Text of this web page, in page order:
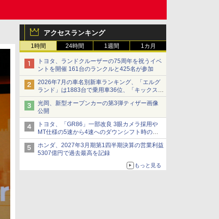
アクセスランキング
1時間 24時間 1週間 1カ月
トヨタ、ランドクルーザーの75周年を祝うイベ
ントを開催 161台のランクルと425名が参加
2026年7月の車名別新車ランキング、「エルグ
ランド」は1883台で乗用車36位、「キックス」
は2591台で27位に
光岡、新型オープンカーの第3弾ティザー画像
公開
トヨタ、「GR86」一部改良 3眼カメラ採用や
MT仕様の5速から4速へのダウンシフト時の操
作性向上など
ホンダ、2027年3月期第1四半期決算の営業利益
5307億円で過去最高を記録
もっと見る